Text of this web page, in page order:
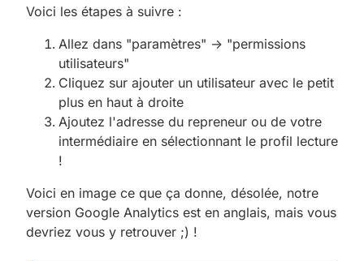
Voici les étapes à suivre :
Allez dans "paramètres" -> "permissions
utilisateurs"
Cliquez sur ajouter un utilisateur avec le petit
plus en haut à droite
Ajoutez l'adresse du repreneur ou de votre
intermédiaire en sélectionnant le profil lecture
!
Voici en image ce que ça donne, désolée, notre
version Google Analytics est en anglais, mais vous
devriez vous y retrouver ;) !